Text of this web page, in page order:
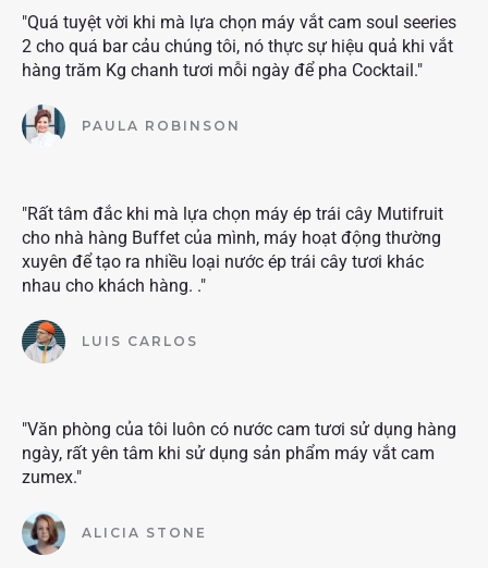
"Quá tuyệt vời khi mà lựa chọn máy vắt cam soul seeries
2 cho quá bar cảu chúng tôi, nó thực sự hiệu quả khi vắt
hàng trăm Kg chanh tươi mỗi ngày để pha Cocktail."
PAULA ROBINSON
"Rất tâm đắc khi mà lựa chọn máy ép trái cây Mutifruit
cho nhà hàng Buffet của mình, máy hoạt động thường
xuyên để tạo ra nhiều loại nước ép trái cây tươi khác
nhau cho khách hàng. ."
LUIS CARLOS
"Văn phòng của tôi luôn có nước cam tươi sử dụng hàng
ngày, rất yên tâm khi sử dụng sản phẩm máy vắt cam
zumex."
ALICIA STONE